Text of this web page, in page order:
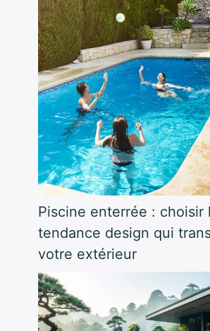
Piscine enterrée : choisir
tendance design qui
votre extérieur